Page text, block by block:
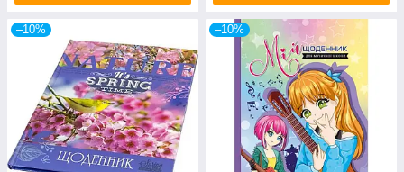
–10% –10%